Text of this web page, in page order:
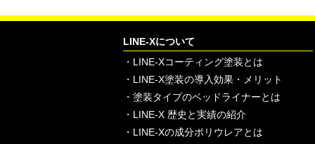
LINE-Xについて
・ LINE-Xコーティング塗装とは
・ LINE-X塗装の導入効果・メリット
・塗装タイプのベッドライナーとは
・ LINE-X 歴史と実績の紹介
・ LINE-Xの成分ポリウレアとは